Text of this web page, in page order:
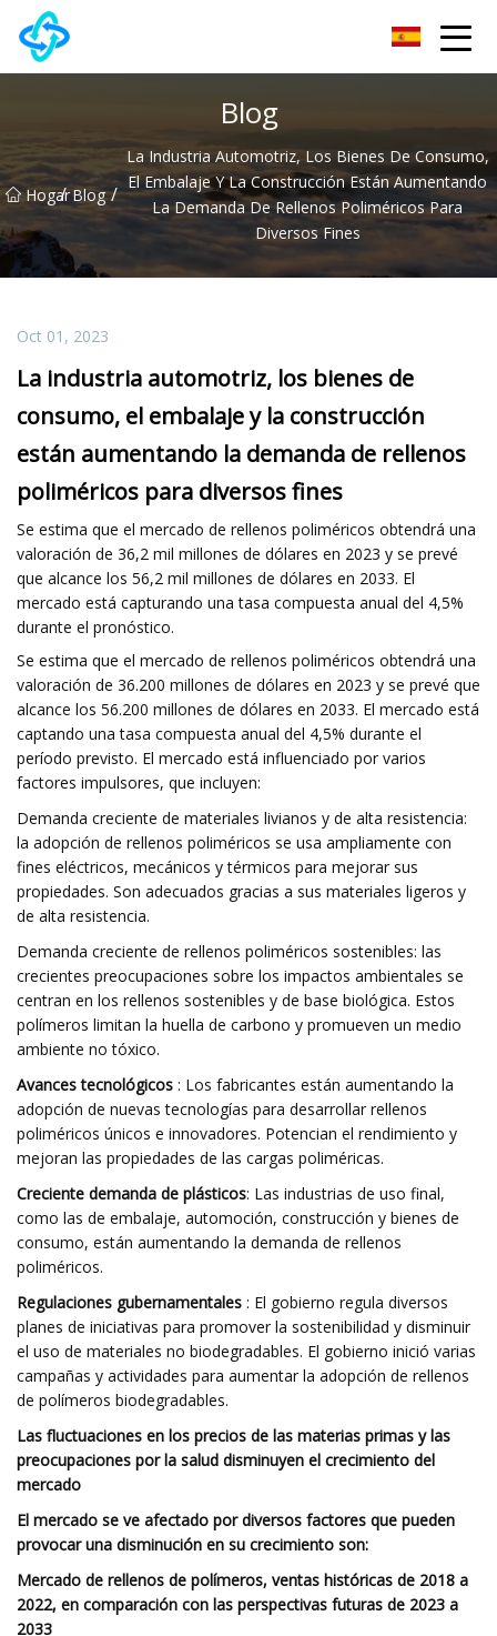
Grupo Co., Ltd de la cerradura de puerta de Chongqing UPVC
Blog
Hogar
/ Blog /
La Industria Automotriz, Los Bienes De Consumo,
El Embalaje Y La Construcción Están Aumentando
La Demanda De Rellenos Poliméricos Para
Diversos Fines
Oct 01, 2023
La industria automotriz, los bienes de
consumo, el embalaje y la construcción
están aumentando la demanda de rellenos
poliméricos para diversos fines
Se estima que el mercado de rellenos poliméricos obtendrá una
valoración de 36,2 mil millones de dólares en 2023 y se prevé
que alcance los 56,2 mil millones de dólares en 2033. El
mercado está capturando una tasa compuesta anual del 4,5%
durante el pronóstico.
Se estima que el mercado de rellenos poliméricos obtendrá una
valoración de 36.200 millones de dólares en 2023 y se prevé que
alcance los 56.200 millones de dólares en 2033. El mercado está
captando una tasa compuesta anual del 4,5% durante el
período previsto. El mercado está influenciado por varios
factores impulsores, que incluyen:
Demanda creciente de materiales livianos y de alta resistencia:
la adopción de rellenos poliméricos se usa ampliamente con
fines eléctricos, mecánicos y térmicos para mejorar sus
propiedades. Son adecuados gracias a sus materiales ligeros y
de alta resistencia.
Demanda creciente de rellenos poliméricos sostenibles: las
crecientes preocupaciones sobre los impactos ambientales se
centran en los rellenos sostenibles y de base biológica. Estos
polímeros limitan la huella de carbono y promueven un medio
ambiente no tóxico.
Avances tecnológicos : Los fabricantes están aumentando la
adopción de nuevas tecnologías para desarrollar rellenos
poliméricos únicos e innovadores. Potencian el rendimiento y
mejoran las propiedades de las cargas poliméricas.
Creciente demanda de plásticos: Las industrias de uso final,
como las de embalaje, automoción, construcción y bienes de
consumo, están aumentando la demanda de rellenos
poliméricos.
Regulaciones gubernamentales : El gobierno regula diversos
planes de iniciativas para promover la sostenibilidad y disminuir
el uso de materiales no biodegradables. El gobierno inició varias
campañas y actividades para aumentar la adopción de rellenos
de polímeros biodegradables.
Las fluctuaciones en los precios de las materias primas y las
preocupaciones por la salud disminuyen el crecimiento del
mercado
El mercado se ve afectado por diversos factores que pueden
provocar una disminución en su crecimiento son:
Mercado de rellenos de polímeros, ventas históricas de 2018 a
2022, en comparación con las perspectivas futuras de 2023 a
2033